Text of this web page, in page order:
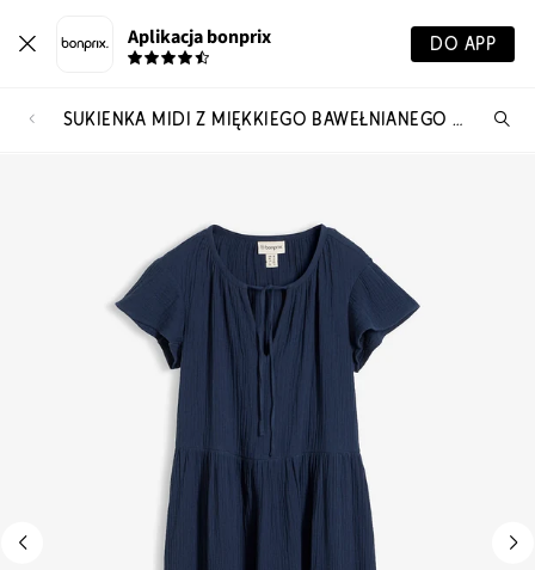
Aplikacja bonprix DO APP
SUKIENKA MIDI Z MIĘKKIEGO BAWEŁNIANEGO MUŚLINU